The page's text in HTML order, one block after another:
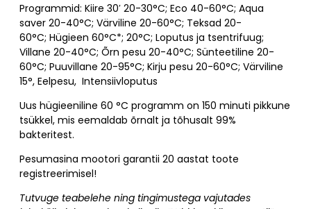
Programmid: Kiire 30′ 20-30°C; Eco 40-60°C; Aqua
saver 20-40°C; Värviline 20-60°C; Teksad 20-
60°C; Hügieen 60°C*; 20°C; Loputus ja tsentrifuug;
Villane 20-40°C; Õrn pesu 20-40°C; Sünteetiline 20-
60°C; Puuvillane 20-95°C; Kirju pesu 20-60°C; Värviline
15°, Eelpesu, Intensiivloputus
Uus hügieeniline 60 °C programm on 150 minuti pikkune
tsükkel, mis eemaldab õrnalt ja tõhusalt 99%
bakteritest.
Pesumasina mootori garantii 20 aastat toote
registreerimisel!
Tutvuge teabelehe ning tingimustega vajutades